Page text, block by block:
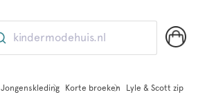
kindermodehuis.nl
Jongenskleding Korte broeken Lyle & Scott zip